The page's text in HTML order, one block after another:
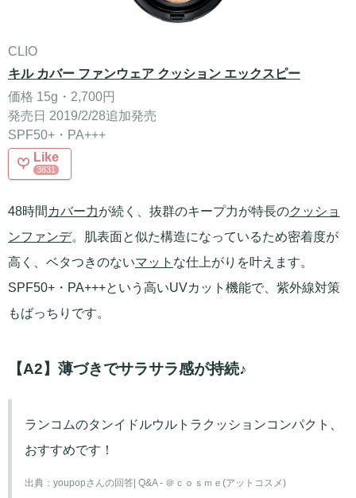
CLIO
キル カバー ファンウェア クッション エックスピー
価格 15g・2,700円
発売日 2019/2/28追加発売
SPF50+・PA+++
Like
3831
48時間 カバー力が続く、抜群のキープ力が特長のクッショ
ンファンデ。肌表面と似た構造になっているため密着度が
高く、ベタつきのないマット な仕上がりを叶えます。
SPF50+・PA+++という高いUVカット機能で、紫外線対策
もばっちりです。
【A2】薄づきでサラサラ感が持続♪
ランコムのタンイドルウルトラクッションコンパクト、
おすすめです！
出典： youpopさんの回答| Q&A - ＠ｃｏｓｍｅ(アットコスメ)